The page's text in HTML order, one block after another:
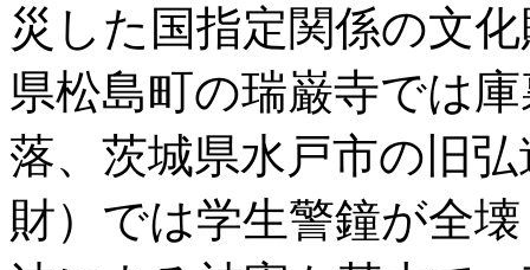
災した国指定関係の文
県松島町の瑞巌寺では
落、茨城県水戸市の旧
財）では学生警鐘が全